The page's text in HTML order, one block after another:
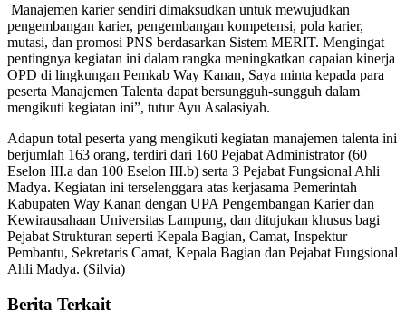
Manajemen karier sendiri dimaksudkan untuk mewujudkan
pengembangan karier, pengembangan kompetensi, pola karier,
mutasi, dan promosi PNS berdasarkan Sistem MERIT. Mengingat
pentingnya kegiatan ini dalam rangka meningkatkan capaian kinerja
OPD di lingkungan Pemkab Way Kanan, Saya minta kepada para
peserta Manajemen Talenta dapat bersungguh-sungguh dalam
mengikuti kegiatan ini”, tutur Ayu Asalasiyah.
Adapun total peserta yang mengikuti kegiatan manajemen talenta ini
berjumlah 163 orang, terdiri dari 160 Pejabat Administrator (60
Eselon III.a dan 100 Eselon III.b) serta 3 Pejabat Fungsional Ahli
Madya. Kegiatan ini terselenggara atas kerjasama Pemerintah
Kabupaten Way Kanan dengan UPA Pengembangan Karier dan
Kewirausahaan Universitas Lampung, dan ditujukan khusus bagi
Pejabat Strukturan seperti Kepala Bagian, Camat, Inspektur
Pembantu, Sekretaris Camat, Kepala Bagian dan Pejabat Fungsional
Ahli Madya. (Silvia)
Berita Terkait